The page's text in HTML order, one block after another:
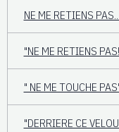
NE ME RETIENS
"NE ME RETIENS
" NE ME TOUCHE
"DERRIERE CE